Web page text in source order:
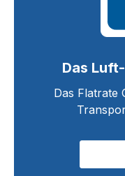
Das
Das Flatrate